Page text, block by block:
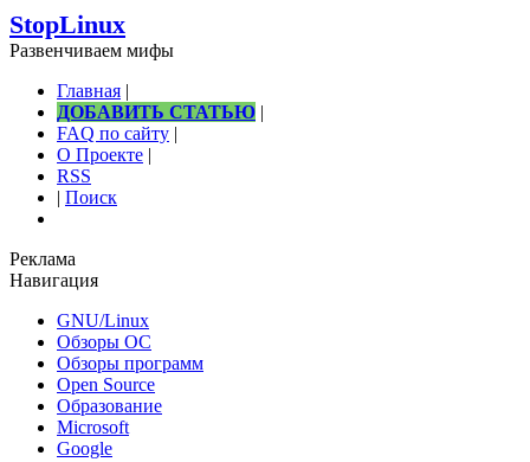
StopLinux
Развенчиваем мифы
Главная |
ДОБАВИТЬ СТАТЬЮ |
FAQ по сайту |
О Проекте |
RSS
| Поиск
Реклама
Навигация
GNU/Linux
Обзоры ОС
Обзоры программ
Open Source
Образование
Microsoft
Google